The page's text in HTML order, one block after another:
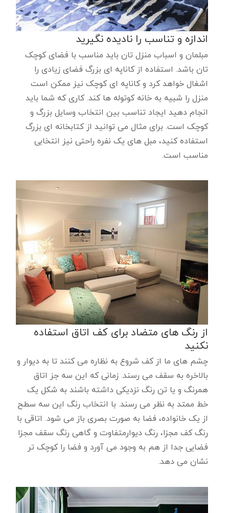
اندازه و تناسب را نادیده نگیرید
مبلمان و اسباب منزل تان باید مناسب با فضای کوچک
تان باشد. استفاده از کاناپه ای بزرگ فضای زیادی را
اشغال خواهد کرد و کاناپه ای کوچک نیز ممکن است
منزل را شبیه به خانه کوتوله ها کند. کاری که شما باید
انجام دهید ایجاد تناسب بین انتخاب وسایل بزرگ و
کوچک است. برای مثال می توانید از کتابخانه ای بزرگ
استفاده کنید، مبل های یک نفره راحتی نیز انتخابی
مناسب است.
از رنگ های متضاد برای کف اتاق استفاده
نکنید
چشم های ما از کف شروع به نظاره می کنند تا به دیوار و
بالاخره به سقف می رسند. زمانی که این سه جز اتاق
همرنگ و یا تن رنگ نزدیکی داشته باشند به شکل یک
خط ممتد به نظر می رسند. با انتخاب رنگ این سه سطح
از یک خانواده، فضا به صورت بصری باز می شود. اتاقی با
رنگ کف مجزا، رنگ دیوارمتفاوت و گاهی رنگ سقف مجزا
فضایی جدا از هم به وجود می آورد و فضا را کوچک تر
نشان می دهد.